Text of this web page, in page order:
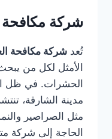
شركة مكافحة
تُعد شركة مكافحة
الأمثل لكل من
الحشرات. في ظل
مدينة الشارقة،
مثل الصراصير
الحاجة إلى شركة